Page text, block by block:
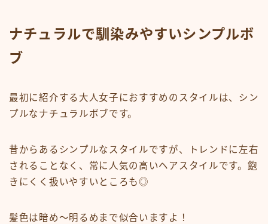
ナチュラルで馴染みやすいシンプルボ
ブ
最初に紹介する大人女子におすすめのスタイルは、シン
プルなナチュラルボブです。
昔からあるシンプルなスタイルですが、トレンドに左右
されることなく、常に人気の高いヘアスタイルです。飽
きにくく扱いやすいところも◎
髪色は暗め〜明るめまで似合いますよ！